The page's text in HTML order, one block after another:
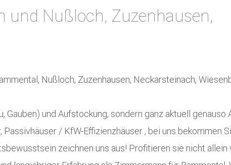
und Nußloch, Zuzenhausen,
Nußloch, Zuzenhausen, Neckarsteinach,
und Aufstockung, sondern ganz aktuell genauso
/ KfW-Effizienzhäuser , bei uns bekommen
zeichnen uns aus! Profitieren sie nicht allein